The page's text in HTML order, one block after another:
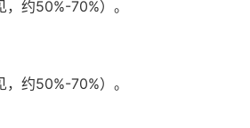
约50%-70%）。
约50%-70%）。